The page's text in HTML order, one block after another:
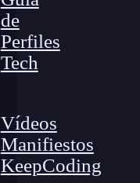
de
Perfiles
Tech
Vídeos
Manifiestos
KeepCoding